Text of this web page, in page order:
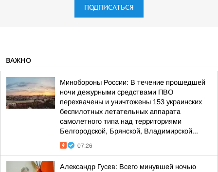
ПОДПИСАТЬСЯ
ВАЖНО
Минобороны России: В течение прошедшей
ночи дежурными средствами ПВО
перехвачены и уничтожены 153 украинских
беспилотных летательных аппарата
самолетного типа над территориями
Белгородской, Брянской, Владимирской...
07:26
Александр Гусев: Всего минувшей ночью